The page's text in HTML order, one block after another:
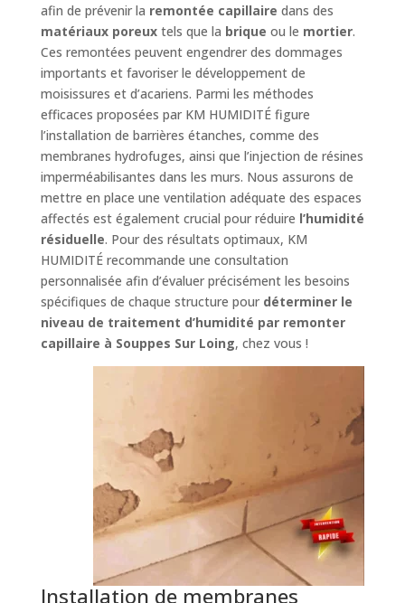
afin de prévenir la remontée capillaire dans des
matériaux poreuxtels que la brique ou le mortier.
Ces remontées peuvent engendrer des dommages
importants et favoriser le développement de
moisissures et d’acariens. Parmi les méthodes
efficaces proposées par KM HUMIDITÉ figure
l’installation de barrières étanches, comme des
membranes hydrofuges, ainsi que l’injection de résines
imperméabilisantes dans les murs. Nous assurons de
mettre en place une ventilation adéquate des espaces
affectés est également crucial pour réduire l’humidité
résiduelle. Pour des résultats optimaux, KM
HUMIDITÉ recommande une consultation
personnalisée afin d’évaluer précisément les besoins
spécifiques de chaque structure pour déterminer le
niveau de traitement d’humidité par remonter
capillaire à Souppes Sur Loing, chez vous !
Installation de membranes